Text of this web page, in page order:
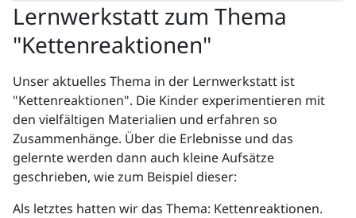
Lernwerkstatt zum Thema
"Kettenreaktionen"
Unser aktuelles Thema in der Lernwerkstatt ist
"Kettenreaktionen". Die Kinder experimentieren mit
den vielfältigen Materialien und erfahren so
Zusammenhänge. Über die Erlebnisse und das
gelernte werden dann auch kleine Aufsätze
geschrieben, wie zum Beispiel dieser:
Als letztes hatten wir das Thema: Kettenreaktionen.